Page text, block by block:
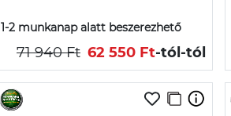
1-2 munkanap alatt beszerezhető
71 940 Ft 62 550 Ft-tól-tól